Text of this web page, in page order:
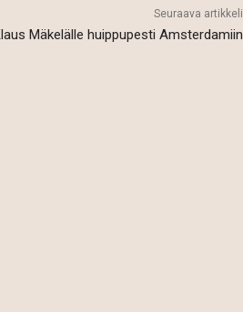
Seuraava artikkeli
Mäkelälle huippupesti Amsterdamiin